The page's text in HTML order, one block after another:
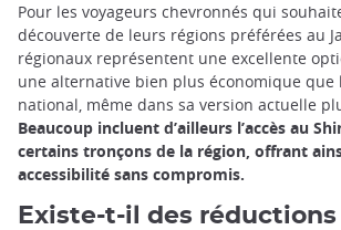
Pour les voyageurs chevronnés qui
découverte de leurs régions préférées au
régionaux représentent une excellente
une alternative bien plus économique que
national, même dans sa version actuelle
Beaucoup incluent d’ailleurs l’accès au
certains tronçons de la région, offrant
accessibilité sans compromis.
Existe-t-il des